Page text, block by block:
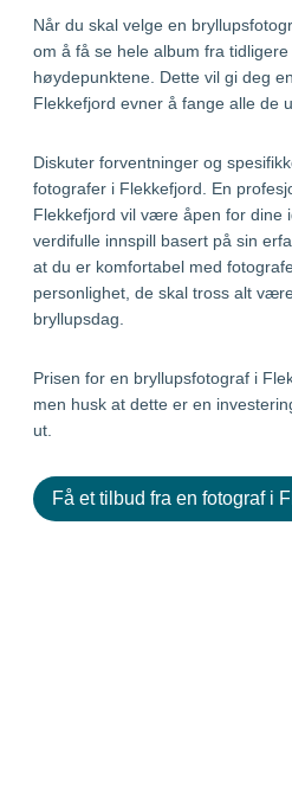
Når du skal velge en
om å få se hele album fra
høydepunktene. Dette vil gi deg
Flekkefjord evner å fange alle de
Diskuter forventninger og
fotografer i Flekkefjord. En
Flekkefjord vil være åpen for dine
verdifulle innspill basert på sin
at du er komfortabel med
personlighet, de skal tross alt
bryllupsdag.
Prisen for en bryllupsfotograf i
men husk at dette er en
ut.
Få et tilbud fra en fotograf i